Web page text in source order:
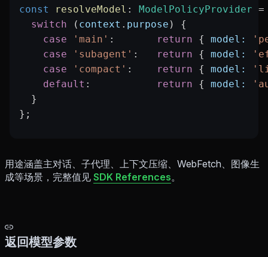
const resolveModel : ModelPolicyProvider =
  switch
( context . purpose ) {
    case
'main' : return { model:
    case
'subagent' : return { model:
    case
'compact' : return { model:
    default
: return { model:
  }
};
用途涵盖主对话、子代理、上下文压缩、WebFetch、图像生
成等场景，完整值见 SDK References。
返回模型参数